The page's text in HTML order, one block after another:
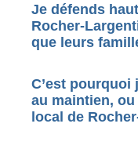
Je défends
Rocher-
que leurs
C’est
au maintien,
local de